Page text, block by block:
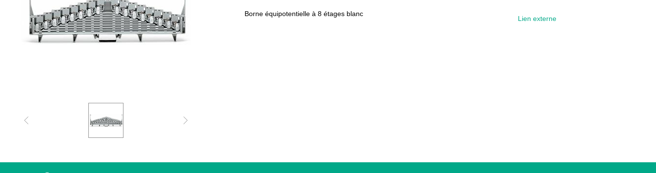
Borne équipotentielle à 8 étages blanc
Lien externe